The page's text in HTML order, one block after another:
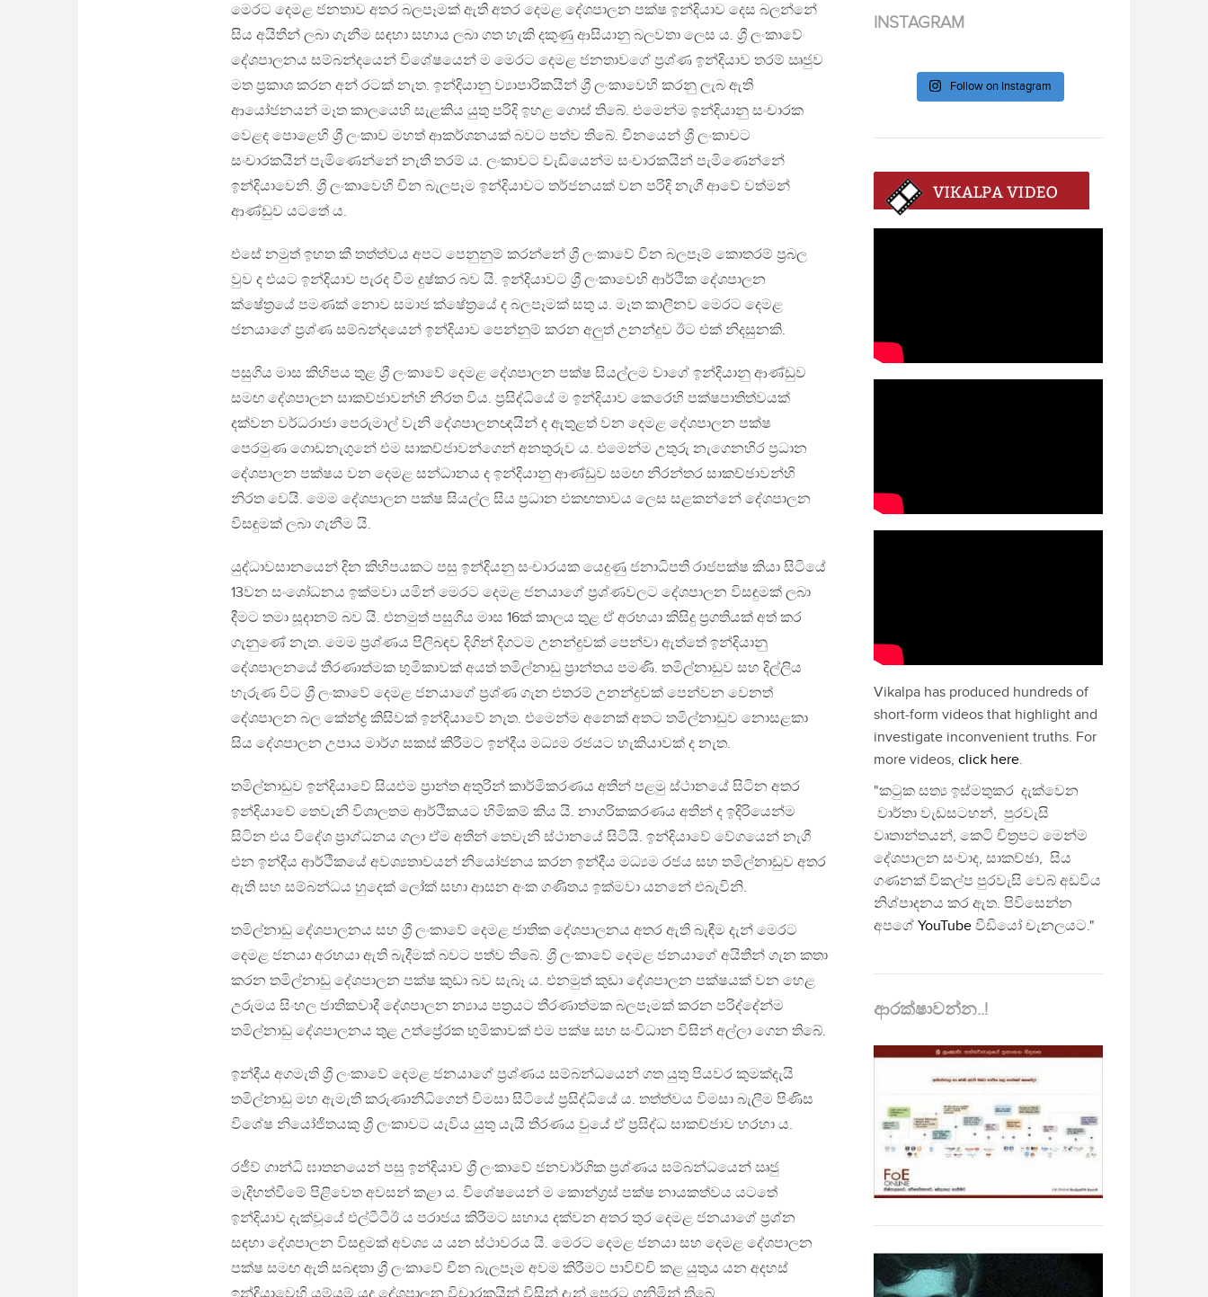
මෙරට දෙමළ ජනතාව අතර බලපෑමක් ඇති අතර දෙමළ දේශපාලන පක්ෂ ඉන්දියාව දෙස බලන්නේ
සිය අයිතීන් ලබා ගැනීම සඳහා සහාය ලබා ගත හැකි දකුණු ආසියානු බලවතා ලෙස ය. ශ්‍රී ලංකාවේ
දේශපාලනය සම්බන්දයෙන් විශේෂයෙන් ම මෙරට දෙමළ ජනතාවගේ ප්‍රශ්ණ ඉන්දියාව තරම් ඍජුව
මත ප්‍රකාශ කරන අන් රටක් නැත. ඉන්දියානු ව්‍යාපාරිකයින් ශ්‍රී ලංකාවෙහි කරනු ලැබ ඇති
ආයෝජනයන් මෑත කාලයෙහි සැළකිය යුතු පරිදි ඉහළ ගොස් තිබේ. එමෙන්ම ඉන්දියානු සංචාරක
වෙළද පොළෙහි ශ්‍රී ලංකාව මහත් ආකර්ශනයක් බවට පත්ව තිබේ. චීනයෙන් ශ්‍රී ලංකාවට
සංචාරකයින් පැමිණෙන්නේ නැති තරම් ය. ලංකාවට වැඩියෙන්ම සංචාරකයින් පැමිණෙන්නේ
ඉන්දියාවෙනි. ශ්‍රී ලංකාවෙහි චීන බැලපෑම ඉන්දියාවට තර්ජනයක් වන පරිදි නැගී ආවේ වත්මන්
ආණ්ඩුව යටතේ ය.
එසේ නමුත් ඉහත කී තත්ත්වය අපට පෙනුනුම් කරන්නේ ශ්‍රී ලංකාවේ චීන බලපෑම් කොතරම් ප්‍රබල
වුව ද එයට ඉන්දියාව පැරද වීම දුෂ්කර බව යි. ඉන්දියාවට ශ්‍රී ලංකාවෙහි ආර්ථික දේශපාලන
ක්ෂේත්‍රයේ පමණක් නොව සමාජ ක්ෂේත්‍රයේ ද බලපෑමක් සතු ය. මෑත කාලීනව මෙරට දෙමළ
ජනයාගේ ප්‍රශ්ණ සම්බන්දයෙන් ඉන්දියාව පෙන්නුම් කරන අලුත් උනන්දුව ඊට එක් නිදසුනකි.
පසුගිය මාස කිහිපය තුළ ශ්‍රී ලංකාවේ දෙමළ දේශපාලන පක්ෂ සියල්ලම වාගේ ඉන්දියානු ආණ්ඩුව
සමඟ දේශපාලන සාකච්ජාවන්හි නිරත විය. ප්‍රසිද්ධියේ ම ඉන්දියාව කෙරෙහි පක්ෂපාතිත්වයක්
දක්වන වර්ධරාජා පෙරුමාල් වැනි දේශපාලනඥයින් ද ඇතුළත් වන දෙමළ දේශපාලන පක්ෂ
පෙරමුණ ගොඩනැගුනේ එම සාකච්ජාවන්ගෙන් අනතුරුව ය. එමෙන්ම උතුරු නැගෙනහිර ප්‍රධාන
දේශපාලන පක්ෂය වන දෙමළ සන්ධානය ද ඉන්දියානු ආණ්ඩුව සමඟ නිරන්තර සාකච්ඡාවන්හි
නිරත වෙයි. මෙම දේශපාලන පක්ෂ සියල්ල සිය ප්‍රධාන එකඟතාවය ලෙස සළකන්නේ දේශපාලන
විසඳුමක් ලබා ගැනීම යි.
යුද්ධාවසානයෙන් දින කිහිපයකට පසු ඉන්දියනු සංචාරයක යෙදුණු ජනාධිපති රාජපක්ෂ කියා සිටියේ
13වන සංශෝධනය ඉක්මවා යමින් මෙරට දෙමළ ජනයාගේ ප්‍රශ්ණවලට දේශපාලන විසඳුමක් ලබා
දීමට තමා සූදානම් බව යි. එනමුත් පසුගිය මාස 16ක් කාලය තුළ ඒ අරභයා කිසිදු ප්‍රගතියක් අත් කර
ගැනුණේ නැත. මෙම ප්‍රශ්ණය පිලිබඳව දිගින් දිගටම උනන්දුවක් පෙන්වා ඇත්තේ ඉන්දියානු
දේශපාලනයේ තීරණාත්මක භුමිකාවක් අයත් තමිල්නාඩු ප්‍රාන්තය පමණි. තමිල්නාඩුව සහ දිල්ලිය
හැරුණ විට ශ්‍රී ලංකාවේ දෙමළ ජනයාගේ ප්‍රශ්ණ ගැන එතරම් උනන්දුවක් පෙන්වන වෙනත්
දේශපාලන බල කේන්ද්‍ර කිසිවක් ඉන්දියාවේ නැත. එමෙන්ම අනෙක් අතට තමිල්නාඩුව නොසළකා
සිය දේශපාලන උපාය මාර්ග සකස් කිරීමට ඉන්දීය මධ්‍යම රජයට හැකියාවක් ද නැත.
තමිල්නාඩුව ඉන්දියාවේ සියළුම ප්‍රාන්ත අතුරින් කාර්මිකරණය අතින් පළමු ස්ථානයේ සිටින අතර
ඉන්දියාවේ තෙවැනි විශාලතම ආර්ථිකයට හිමිකම් කිය යි. නාගරිකකරණය අතින් ද ඉදිරියෙන්ම
සිටින එය විදේශ ප්‍රාග්ධනය ගලා ඒම අතින් තෙවැනි ස්ථානයේ සිටියි. ඉන්දියාවේ වේගයෙන් නැගී
එන ඉන්දීය ආර්ථිකයේ අවශ්‍යතාවයන් නියෝජනය කරන ඉන්දීය මධ්‍යම රජය සහ තමිල්නාඩුව අතර
ඇති සහ සම්බන්ධය හුදෙක් ලෝක් සභා ආසන අංක ගණිතය ඉක්මවා යනනේ එබැවිනි.
තමිල්නාඩු දේශපාලනය සහ ශ්‍රී ලංකාවේ දෙමළ ජාතික දේශපාලනය අතර ඇති බැඳීම දැන් මෙරට
දෙමළ ජනයා අරභයා ඇති බැදීමක් බවට පත්ව තිබේ. ශ්‍රී ලංකාවේ දෙමළ ජනයාගේ අයිතීන් ගැන කතා
කරන තමිල්නාඩු දේශපාලන පක්ෂ කුඩා බව සැබෑ ය. එනමුත් කුඩා දේශපාලන පක්ෂයක් වන හෙළ
උරුමය සිංහල ජාතිකවාදී දේශපාලන න්‍යාය පත්‍රයට තීරණාත්මක බලපෑමක් කරන පරිද්දේන්ම
තමිල්නාඩු දේශපාලනය තුළ උත්ප්‍රේරක භුමිකාවක් එම පක්ෂ සහ සංවිධාන විසින් අල්ලා ගෙන තිබේ.
ඉන්දීය අගමැති ශ්‍රී ලංකාවේ දෙමළ ජනයාගේ ප්‍රශ්ණය සම්බන්ධයෙන් ගත යුතු පියවර කුමක්දැයි
තමිල්නාඩු මහ ඇමැති කරුණානිධිගෙන් විමසා සිටියේ ප්‍රසිද්ධියේ ය. තත්ත්වය විමසා බැලීම පිණිස
විශේෂ නියෝජිතයකු ශ්‍රී ලංකාවට යැවිය යුතු යැයි තීරණය වුයේ ඒ ප්‍රසිද්ධ සාකච්ජාව හරහා ය.
රජීව් ගාන්ධි ඝාතනයෙන් පසු ඉන්දියාව ශ්‍රී ලංකාවේ ජනවාර්ගික ප්‍රශ්ණය සම්බන්ධයෙන් ඍජු
මැදිහත්වීමේ පිළිවෙත අවසන් කළා ය. විශේෂයෙන් ම කොන්ග්‍රස් පක්ෂ නායකත්වය යටතේ
ඉන්දියාව දැක්වූයේ එල්ටීටීඊ ය පරාජය කිරීමට සහාය දක්වන අතර තුර දෙමළ ජනයාගේ ප්‍රශ්න
සඳහා දේශපාලන විසඳුමක් අවශ්‍ය ය යන ස්ථාවරය යි. මෙරට දෙමළ ජනයා සහ දෙමළ දේශපාලන
පක්ෂ සමඟ ඇති සබඳතා ශ්‍රී ලංකාවේ චීන බැලපෑම අවම කිරීමට පාවිච්චි කළ යුතුය යන අදහස්
INSTAGRAM
Follow on Instagram
Vikalpa has produced hundreds of
short-form videos that highlight and
investigate inconvenient truths. For
more videos, click here.
"කටුක සත්‍ය ඉස්මතුකර දැක්වෙන
වාර්තා වැඩසටහන්, පුරවැසි
වෘතාන්තයන්, කෙටි චිත්‍රපට මෙන්ම
දේශපාලන සංවාද, සාකච්ඡා, සිය
ගණනක් විකල්ප පුරවැසි වෙබ් අඩවිය
නිශ්පාදනය කර ඇත. පිවිසෙන්න
අපගේ YouTube වීඩියෝ චැනලයට."
ආරක්ෂාවන්න..!